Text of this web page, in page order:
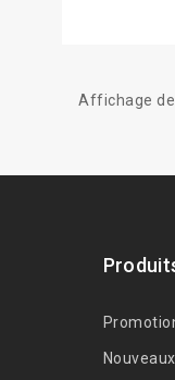
Affichage